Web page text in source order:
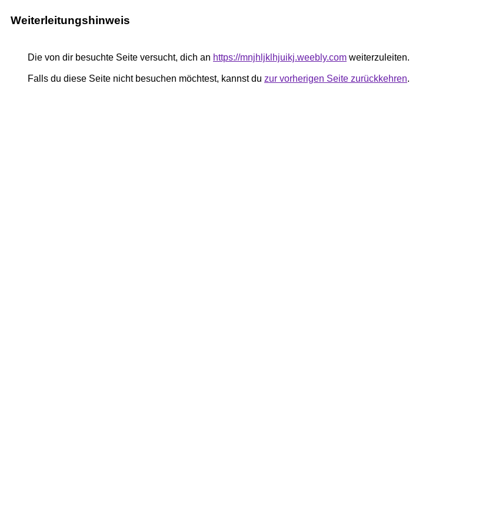
Weiterleitungshinweis
Die von dir besuchte Seite versucht, dich an https://mnjhljklhjuikj.weebly.com weiterzuleiten.
Falls du diese Seite nicht besuchen möchtest, kannst du zur vorherigen Seite zurückkehren.